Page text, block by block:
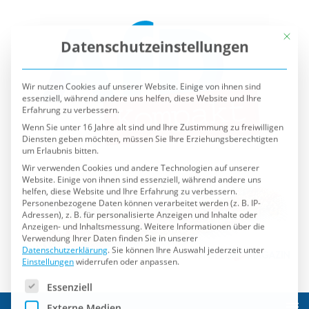
Wir nutzen Cookies auf unserer Website. Einige von ihnen sind
essenziell, während andere uns helfen, diese Website und Ihre
Erfahrung zu verbessern.
Wenn Sie unter 16 Jahre alt sind und Ihre Zustimmung zu freiwilligen
Diensten geben möchten, müssen Sie Ihre Erziehungsberechtigten
um Erlaubnis bitten.
Wir verwenden Cookies und andere Technologien auf unserer
Website. Einige von ihnen sind essenziell, während andere uns
helfen, diese Website und Ihre Erfahrung zu verbessern.
Personenbezogene Daten können verarbeitet werden (z. B. IP-
Adressen), z. B. für personalisierte Anzeigen und Inhalte oder
Anzeigen- und Inhaltsmessung.Weitere Informationen über die
Verwendung Ihrer Daten finden Sie in unserer
Datenschutzerklärung. Sie können Ihre Auswahl jederzeit unter
Einstellungenwiderrufen oder anpassen.
Es folgt eine Liste der Service-Gruppen, für die eine
Externe Medien